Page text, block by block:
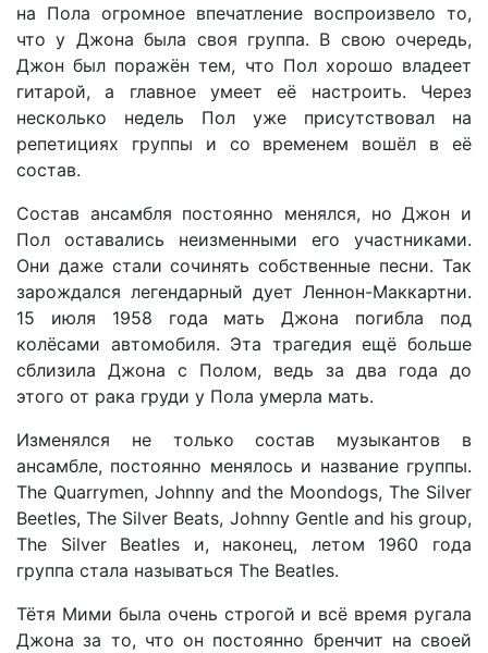
на Пола огромное впечатление воспроизвело то,
что у Джона была своя группа. В свою очередь,
Джон был поражён тем, что Пол хорошо владеет
гитарой, а главное умеет её настроить. Через
несколько недель Пол уже присутствовал на
репетициях группы и со временем вошёл в её
состав.
Состав ансамбля постоянно менялся, но Джон и
Пол оставались неизменными его участниками.
Они даже стали сочинять собственные песни. Так
зарождался легендарный дует Леннон-Маккартни.
15 июля 1958 года мать Джона погибла под
колёсами автомобиля. Эта трагедия ещё больше
сблизила Джона с Полом, ведь за два года до
этого от рака груди у Пола умерла мать.
Изменялся не только состав музыкантов в
ансамбле, постоянно менялось и название группы.
The Quarrymen, Johnny and the Moondogs, The Silver
Beetles, The Silver Beats, Johnny Gentle and his group,
The Silver Beatles и, наконец, летом 1960 года
группа стала называться The Beatles.
Тётя Мими была очень строгой и всё время ругала
Джона за то, что он постоянно бренчит на своей